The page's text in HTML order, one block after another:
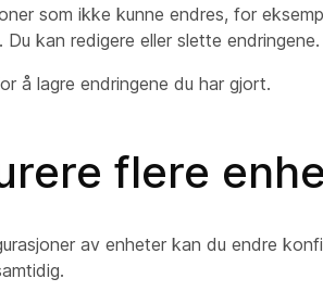
som ikke kunne endres, for
Du kan redigere eller slette endringene.
å lagre endringene du har gjort.
flere
av enheter kan du endre